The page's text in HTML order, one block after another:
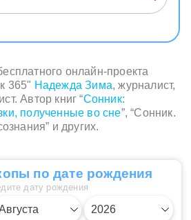
онлайн-проекта
365" Надежда Зима, журналист,
Автор книг “Сонник:
полученные во сне”, “Сонник.
и других.
по дате рождения
дату рождения